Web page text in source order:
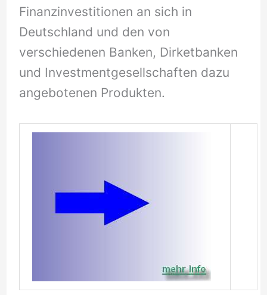
Finanzinvestitionen an sich in
Deutschland und den von
verschiedenen Banken, Dirketbanken
und Investmentgesellschaften dazu
angebotenen Produkten.